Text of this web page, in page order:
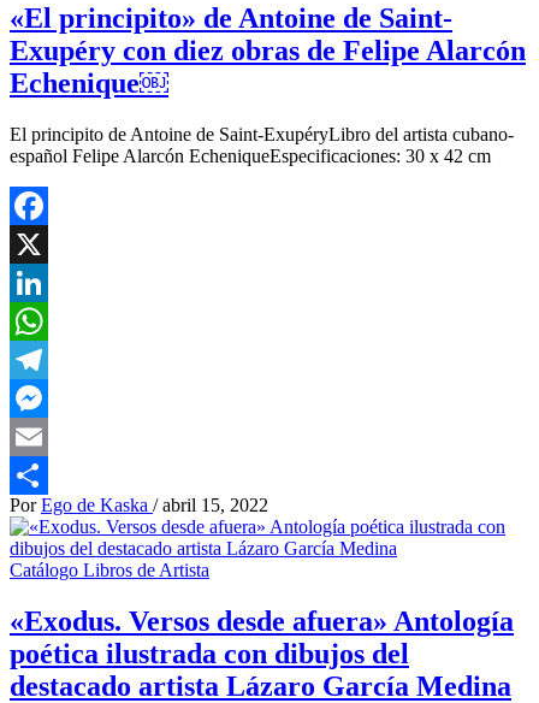
«El principito» de Antoine de Saint-
Exupéry con diez obras de Felipe Alarcón
Echenique￼
El principito de Antoine de Saint-ExupéryLibro del artista cubano-
español Felipe Alarcón EcheniqueEspecificaciones: 30 x 42 cm
Facebook
X
LinkedIn
WhatsApp
Telegram
Messenger
Email
Compartir
Por Ego de Kaska / abril 15, 2022
Catálogo Libros de Artista
«Exodus. Versos desde afuera» Antología
poética ilustrada con dibujos del
destacado artista Lázaro García Medina